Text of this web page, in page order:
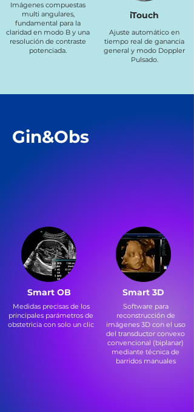
Imágenes compuestas
multi angulares,
fundamental para la
claridad en modo B y una
resolución de contraste
potenciada.
iTouch
Ajuste automático en
tiempo real de ganancia
general y modo Doppler
Pulsado.
Gin&Obs
Smart OB
Medidas precisas de los
principales parámetros de
obstetricia con solo un clic
Smart 3D
Software para
reconstrucción de
imágenes 3D con el uso
del transductor convexo
convencional (biplanar)
mediante técnica de
barridos manuales